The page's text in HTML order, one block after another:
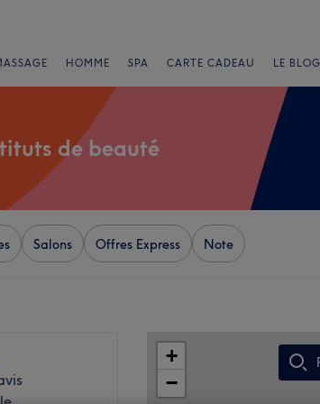
HOMME SPA CARTE CADEAU LE
de beauté
Salons Offres Express Note
+
−